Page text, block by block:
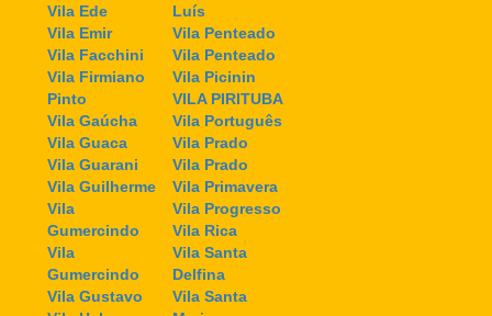
Vila Ede
Vila Emir
Vila Facchini
Vila Firmiano
Pinto
Vila Gaúcha
Vila Guaca
Vila Guarani
Vila Guilherme
Vila
Gumercindo
Vila
Gumercindo
Vila Gustavo
Luís
Vila Penteado
Vila Penteado
Vila Picinin
VILA PIRITUBA
Vila Português
Vila Prado
Vila Prado
Vila Primavera
Vila Progresso
Vila Rica
Vila Santa
Delfina
Vila Santa